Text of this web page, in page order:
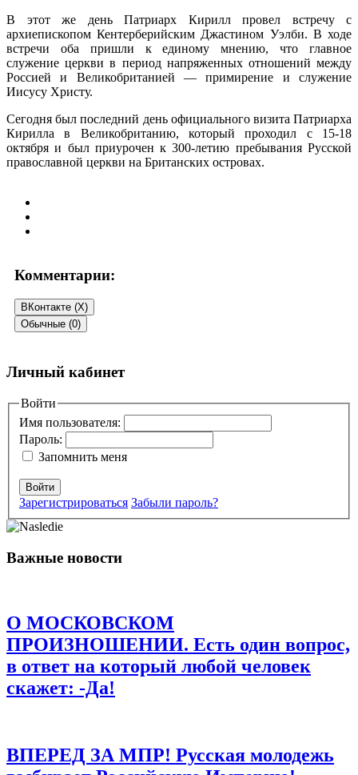
В этот же день Патриарх Кирилл провел встречу с
архиепископом Кентерберийским Джастином Уэлби. В ходе
встречи оба пришли к единому мнению, что главное
служение церкви в период напряженных отношений между
Россией и Великобританией — примирение и служение
Иисусу Христу.
Сегодня был последний день официального визита Патриарха
Кирилла в Великобританию, который проходил с 15-18
октября и был приурочен к 300-летию пребывания Русской
православной церкви на Британских островах.
Комментарии:
ВКонтакте (X)
Обычные (0)
Добавить комментарий
Ваш адрес email не будет опубликован. Обязательные поля
помечены*
Комментарий*
Сайт
Сохранить моё имя, email и адрес сайта в этом браузере для
последующих моих комментариев.
Личный кабинет
Войти
Имя пользователя:
Пароль:
Запомнить меня
Войти
Зарегистрироваться Забыли пароль?
Важные новости
О МОСКОВСКОМ
ПРОИЗНОШЕНИИ. Есть один вопрос,
в ответ на который любой человек
скажет: -Да!
ВПЕРЕД ЗА МПР! Русская молодежь